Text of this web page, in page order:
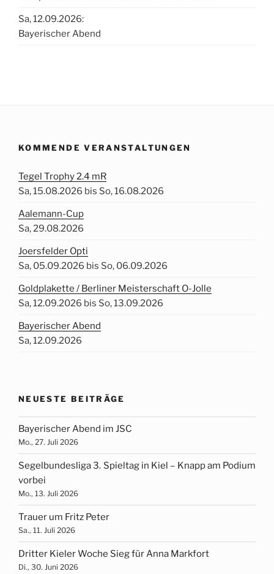
Sa, 12.09.2026:
Bayerischer Abend
KOMMENDE VERANSTALTUNGEN
Tegel Trophy 2.4 mR
Sa, 15.08.2026 bis So, 16.08.2026
Aalemann-Cup
Sa, 29.08.2026
Joersfelder Opti
Sa, 05.09.2026 bis So, 06.09.2026
Goldplakette / Berliner Meisterschaft O-Jolle
Sa, 12.09.2026 bis So, 13.09.2026
Bayerischer Abend
Sa, 12.09.2026
NEUESTE BEITRÄGE
Bayerischer Abend im JSC
Mo., 27. Juli 2026
Segelbundesliga 3. Spieltag in Kiel – Knapp am Podium
vorbei
Mo., 13. Juli 2026
Trauer um Fritz Peter
Sa., 11. Juli 2026
Dritter Kieler Woche Sieg für Anna Markfort
Di., 30. Juni 2026